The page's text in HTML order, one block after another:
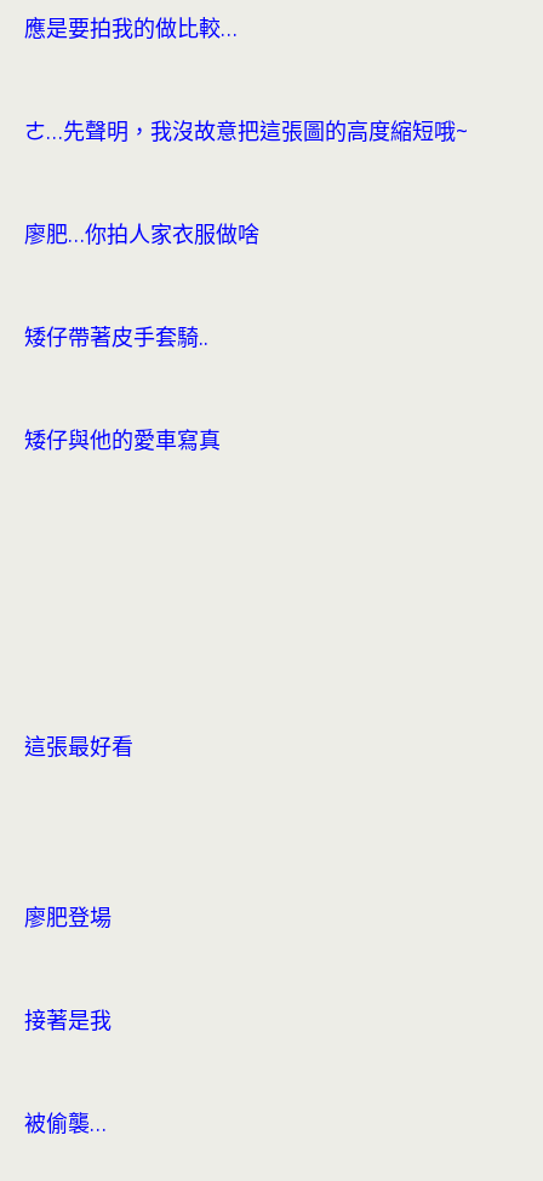
應是要拍我的做比較…
ㄜ…先聲明，我沒故意把這張圖的高度縮短哦~
廖肥…你拍人家衣服做啥
矮仔帶著皮手套騎..
矮仔與他的愛車寫真
這張最好看
廖肥登場
接著是我
被偷襲…